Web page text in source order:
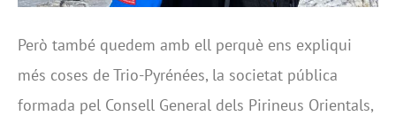
Però també quedem amb ell perquè ens expliqui
més coses de Trio-Pyrénées, la societat pública
formada pel Consell General dels Pirineus Orientals,